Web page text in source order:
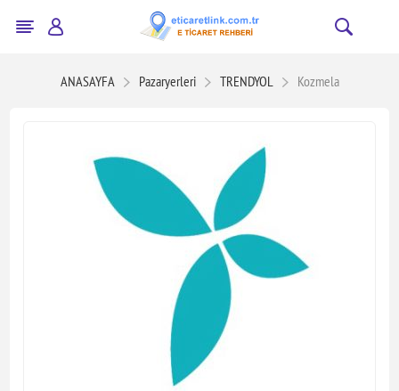
ANASAYFA Pazaryerleri TRENDYOL Kozmela